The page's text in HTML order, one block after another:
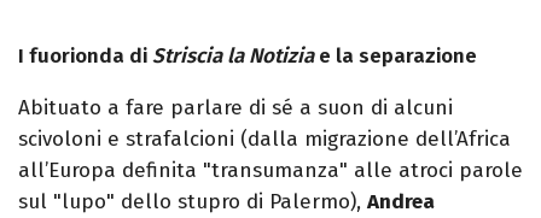
I fuorionda diStriscia la Notiziae la separazione
Abituato a fare parlare di sé a suon di alcuni
scivoloni e strafalcioni (dalla migrazione dell’Africa
all’Europa definita "transumanza" alle atroci parole
sul "lupo" dello stupro di Palermo), Andrea